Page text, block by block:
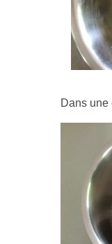
Dans une